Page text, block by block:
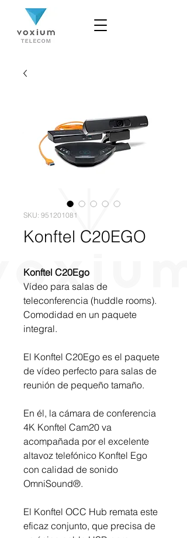
SKU: 951201081
Konftel C20EGO
Konftel C20Ego
Vídeo para salas de
teleconferencia (huddle rooms).
Comodidad en un paquete
integral.
El Konftel C20Ego es el paquete
de vídeo perfecto para salas de
reunión de pequeño tamaño.
En él, la cámara de conferencia
4K Konftel Cam20 va
acompañada por el excelente
altavoz telefónico Konftel Ego
con calidad de sonido
OmniSound®.
El Konftel OCC Hub remata este
eficaz conjunto, que precisa de